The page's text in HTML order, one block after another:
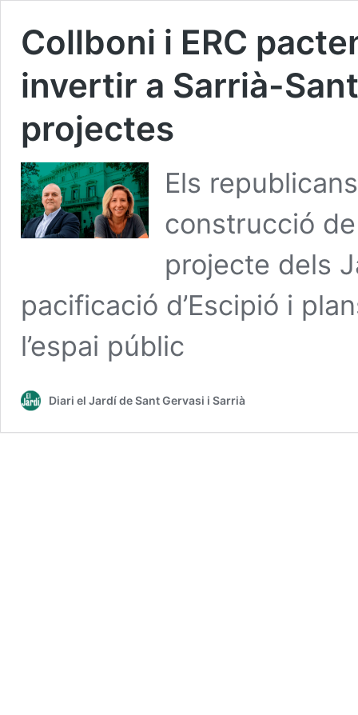
Collboni i ERC
invertir a Sarrià-
projectes
Els
construcció
projecte dels
pacificació d’Escipió i
l’espai públic
Diari el Jardí de Sant Gervasi i Sarrià